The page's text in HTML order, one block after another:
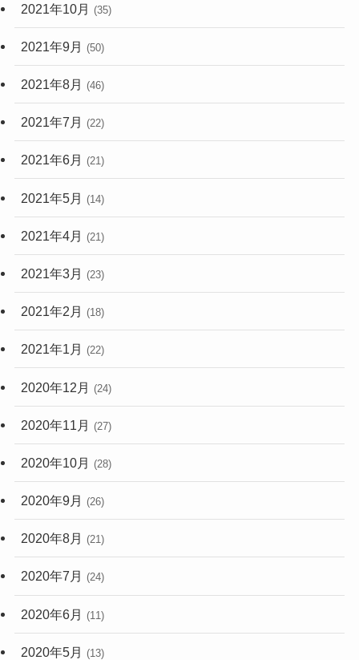
2021年10月 (35)
2021年9月 (50)
2021年8月 (46)
2021年7月 (22)
2021年6月 (21)
2021年5月 (14)
2021年4月 (21)
2021年3月 (23)
2021年2月 (18)
2021年1月 (22)
2020年12月 (24)
2020年11月 (27)
2020年10月 (28)
2020年9月 (26)
2020年8月 (21)
2020年7月 (24)
2020年6月 (11)
2020年5月 (13)